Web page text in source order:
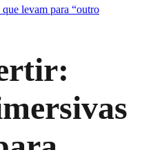
levam para “outro